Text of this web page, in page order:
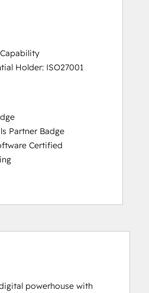
Design
Holder: ISO27001
Partner Badge
Certified
Certification
Certification
I: Data Models and
powerhouse with